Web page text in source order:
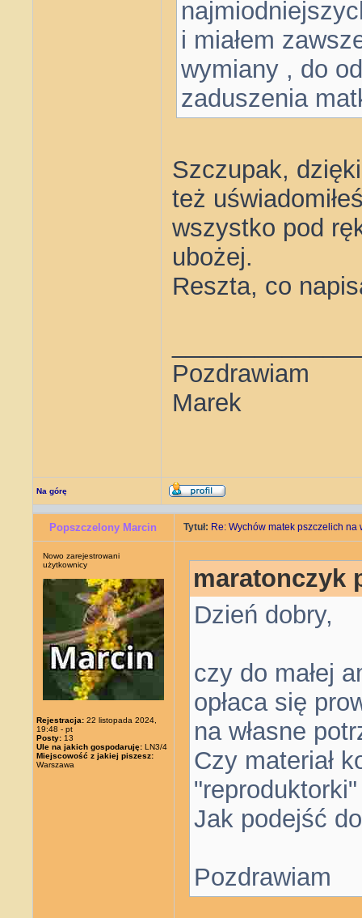
i miałem
wymiany , do
zaduszenia
Szczupak,
też
wszystko pod
ubożej.
Reszta, co
Pozdrawiam
Marek
Na górę
Popszczelony Marcin Tytuł: Re: Wychów matek pszczelich na
Nowo zarejestrowani
użytkownicy
Rejestracja: 22 listopada 2024,
19:48 - pt
Posty: 13
Ule na jakich gospodaruję: LN3/4
Miejscowość z jakiej piszesz:
Warszawa
maratonczyk
Dzień dobry,
czy do małej
opłaca się
na własne
Czy materiał
Jak podejść
Pozdrawiam